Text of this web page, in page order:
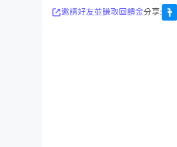
邀請好友並賺取回饋金分享: